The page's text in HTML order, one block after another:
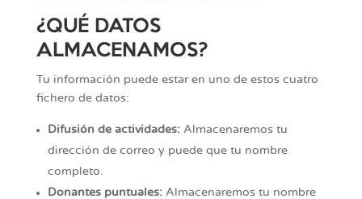
¿QUÉ DATOS
ALMACENAMOS?
Tu información puede estar en uno de estos cuatro
fichero de datos:
Difusión de actividades: Almacenaremos tu
dirección de correo y puede que tu nombre
completo.
Donantes puntuales: Almacenaremos tu nombre